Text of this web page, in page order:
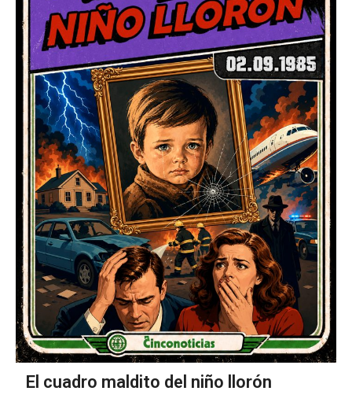
El cuadro maldito del niño llorón